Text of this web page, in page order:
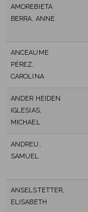
AMOREBIETA
BERRA, ANNE
ANCEAUME
PÉREZ,
CAROLINA
ANDER HEIDEN
IGLESIAS,
MICHAEL
ANDREU,
SAMUEL
ANSELSTETTER,
ELISABETH